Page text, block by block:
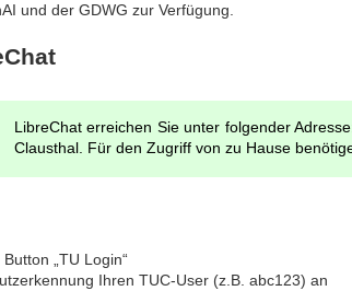
und der GDWG zur Verfügung.
LibreChat erreichen Sie unter folgender
Clausthal. Für den Zugriff von zu Hause
„TU Login“
Ihren TUC-User (z.B. abc123) an